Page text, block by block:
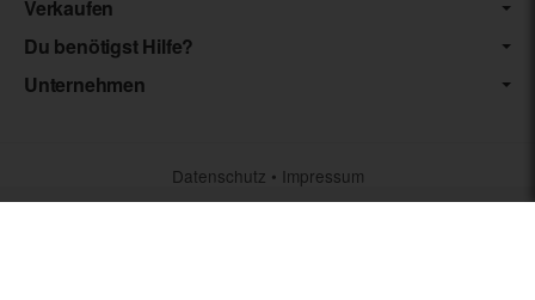
Verkaufen
Du benötigst Hilfe?
Unternehmen
Datenschutz • Impressum